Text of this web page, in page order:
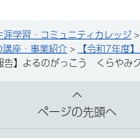
涯学習・コミュニティカレッジ >
講座・事業紹介 >
【令和7年度
告】よるのがっこう くらやみ
ページの先頭へ